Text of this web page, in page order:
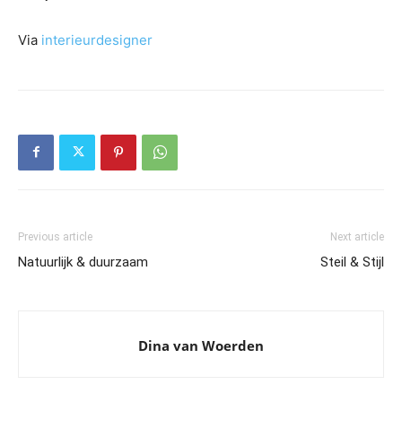
Via interieurdesigner
Previous article
Natuurlijk & duurzaam
Next article
Steil & Stijl
Dina van Woerden